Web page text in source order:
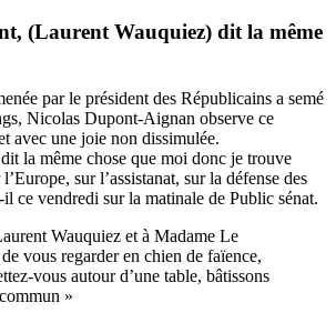
(Laurent Wauquiez) dit la même
par le président des Républicains a semé
Nicolas Dupont-Aignan observe ce
avec une joie non dissimulée.
la même chose que moi donc je trouve
sur l’assistanat, sur la défense des
ce vendredi sur la matinale de Public sénat.
Wauquiez et à Madame Le
vous regarder en chien de faïence,
vous autour d’une table, bâtissons
»